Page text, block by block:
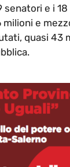
senatori e i
milioni e
quasi 43